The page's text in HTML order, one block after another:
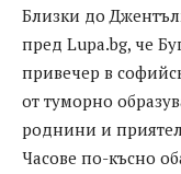
Близки до
пред Lupa.bg, че
привечер в
от туморно
роднини и
Часове по-късно